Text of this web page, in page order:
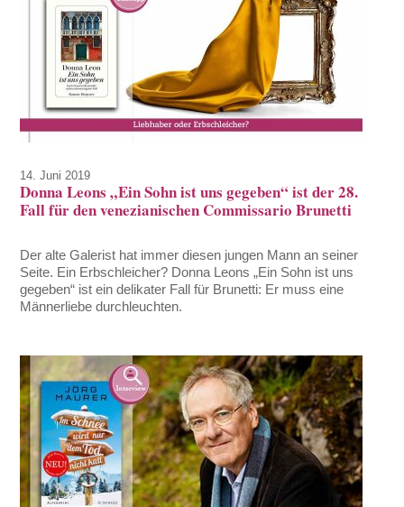
14. Juni 2019
Donna Leons „Ein Sohn ist uns gegeben“ ist der 28.
Fall für den venezianischen Commissario Brunetti
Der alte Galerist hat immer diesen jungen Mann an seiner
Seite. Ein Erbschleicher? Donna Leons „Ein Sohn ist uns
gegeben“ ist ein delikater Fall für Brunetti: Er muss eine
Männerliebe durchleuchten.